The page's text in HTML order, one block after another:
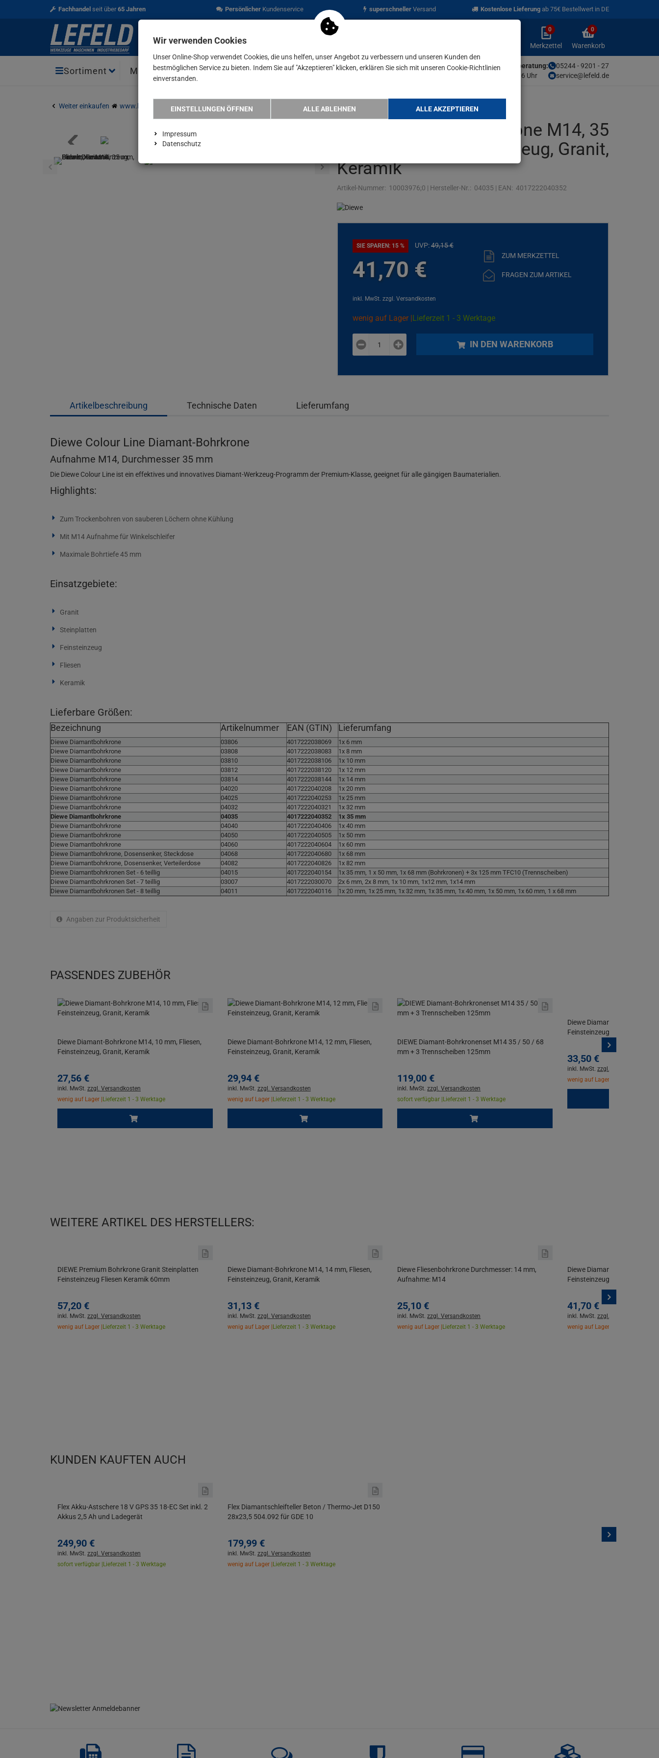
Fachhandel seit über65 Jahren PersönlicherKundenservice superschnellerVersand Kostenlose Lieferung ab 75€ Bestellwert in DE
Merkzettel
aufklappen
0
Merkzettel
Warenkorb
0
Warenkorb
Sortiment Marken Aktionen Blog
05244 - 9201 - 27
service@lefeld.de
Unsere Fachberatung:
Mo-Fr von 9-16 Uhr
Weiter einkaufen www.lefeld.de Verbrauchsmaterial Diewe Diamant-Bohrkrone M14, 35 mm, Fliesen, Fein…
Diewe Diamant-Bohrkrone M14, 35
mm, Fliesen, Feinsteinzeug, Granit,
Keramik
Artikel-Nummer: 10003976;0 | Hersteller-Nr.: 04035 | EAN: 4017222040352
SIE SPAREN: 15 % UVP:49,15€
41,70 €
inkl. MwSt. zzgl. Versandkosten
ZUM MERKZETTEL
FRAGEN ZUM ARTIKEL
wenig auf Lager |Lieferzeit 1 - 3 Werktage
plus
minus
IN DEN WARENKORB
Artikelbeschreibung Technische Daten Lieferumfang
Diewe Colour Line Diamant-Bohrkrone
Aufnahme M14, Durchmesser 35 mm
Die Diewe Colour Line ist ein effektives und innovatives Diamant-Werkzeug-Programm der Premium-Klasse, geeignet für alle gängigen Baumaterialien.
Highlights:
Zum Trockenbohren von sauberen Löchern ohne Kühlung
Mit M14 Aufnahme für Winkelschleifer
Maximale Bohrtiefe 45 mm
Einsatzgebiete:
Granit
Steinplatten
Feinsteinzeug
Fliesen
Keramik
Lieferbare Größen:
Bezeichnung Artikelnummer EAN (GTIN) Lieferumfang
Diewe Diamantbohrkrone 03806 4017222038069
1x 6 mm
Diewe Diamantbohrkrone
03808 4017222038083
1x 8 mm
Diewe Diamantbohrkrone
03810 4017222038106
1x 10 mm
Diewe Diamantbohrkrone
03812 4017222038120
1x 12 mm
Diewe Diamantbohrkrone
03814 4017222038144
1x 14 mm
Diewe Diamantbohrkrone
04020 4017222040208
1x 20 mm
Diewe Diamantbohrkrone
04025 4017222040253
1x 25 mm
Diewe Diamantbohrkrone
04032 4017222040321
1x 32 mm
Diewe Diamantbohrkrone
04035 4017222040352
1x 35 mm
Diewe Diamantbohrkrone
04040 4017222040406
1x 40 mm
Diewe Diamantbohrkrone
04050 4017222040505
1x 50 mm
Diewe Diamantbohrkrone
04060 4017222040604
1x 60 mm
Diewe Diamantbohrkrone, Dosensenker, Steckdose
04068 4017222040680
1x 68 mm
Diewe Diamantbohrkrone, Dosensenker, Verteilerdose
04082 4017222040826
1x 82 mm
Diewe Diamantbohrkronen Set - 6 teillig
04015 4017222040154
1x 35 mm, 1 x 50 mm, 1x 68 mm (Bohrkronen) + 3x 125 mm TFC10 (Trennscheiben)
Diewe Diamantbohrkronen Set - 7 teillig
03007 4017222030070
2x 6 mm, 2x 8 mm, 1x 10 mm, 1x12 mm, 1x14 mm
Diewe Diamantbohrkronen Set - 8 teillig
04011 4017222040116 1x 20 mm, 1x 25 mm, 1x 32 mm, 1x 35 mm, 1x 40 mm, 1x 50 mm, 1x 60 mm, 1 x 68 mm
Angaben zur Produktsicherheit
PASSENDES ZUBEHÖR
Diewe Diamant-Bohrkrone M14, 10 mm, Fliesen,
Feinsteinzeug, Granit, Keramik
27,56 €
inkl. MwSt. zzgl. Versandkosten
wenig auf Lager | Lieferzeit 1 - 3 Werktage
Diewe Diamant-Bohrkrone M14, 12 mm, Fliesen,
Feinsteinzeug, Granit, Keramik
29,94 €
inkl. MwSt. zzgl. Versandkosten
wenig auf Lager | Lieferzeit 1 - 3 Werktage
DIEWE Diamant-Bohrkronenset M14 35 / 50 / 68
mm + 3 Trennscheiben 125mm
119,00 €
inkl. MwSt.zzgl. Versandkosten
sofort verfügbar | Lieferzeit 1 - 3 Werktage
Diewe Diamant-Bohrkrone
Feinsteinzeug, Granit, Keramik
33,50 €
inkl. MwSt. zzgl. Versandkosten
wenig auf Lager |
WEITERE ARTIKEL DES HERSTELLERS:
DIEWE Premium Bohrkrone Granit Steinplatten
Feinsteinzeug Fliesen Keramik 60mm
57,20 €
inkl. MwSt. zzgl. Versandkosten
wenig auf Lager | Lieferzeit 1 - 3 Werktage
Diewe Diamant-Bohrkrone M14, 14 mm, Fliesen,
Feinsteinzeug, Granit, Keramik
31,13 €
inkl. MwSt. zzgl. Versandkosten
wenig auf Lager | Lieferzeit 1 - 3 Werktage
Diewe Fliesenbohrkrone Durchmesser: 14 mm,
Aufnahme: M14
25,10 €
inkl. MwSt.zzgl. Versandkosten
wenig auf Lager | Lieferzeit 1 - 3 Werktage
Diewe Diamant-Bohrkrone
Feinsteinzeug, Granit, Keramik
41,70 €
inkl. MwSt. zzgl. Versandkosten
wenig auf Lager |
KUNDEN KAUFTEN AUCH
Flex Akku-Astschere 18 V GPS 35 18-EC Set inkl. 2
Akkus 2,5 Ah und Ladegerät
249,90 €
inkl. MwSt. zzgl. Versandkosten
sofort verfügbar | Lieferzeit 1 - 3 Werktage
Flex Diamantschleifteller Beton / Thermo-Jet D150
28x23,5 504.092 für GDE 10
179,99 €
inkl. MwSt. zzgl. Versandkosten
wenig auf Lager | Lieferzeit 1 - 3 Werktage
Wir verwenden Cookies
Unser Online-Shop verwendet Cookies, die uns helfen, unser Angebot zu verbessern und unseren Kunden den
bestmöglichen Service zu bieten. Indem Sie auf "Akzeptieren" klicken, erklären Sie sich mit unseren Cookie-Richtlinien
einverstanden.
EINSTELLUNGEN ÖFFNEN ALLE ABLEHNEN ALLE AKZEPTIEREN
Impressum
Datenschutz